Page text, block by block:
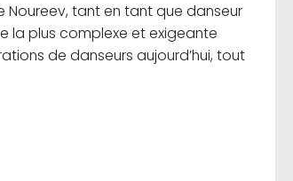
Noureev, tant en tant que danseur
la plus complexe et exigeante
de danseurs aujourd’hui, tout